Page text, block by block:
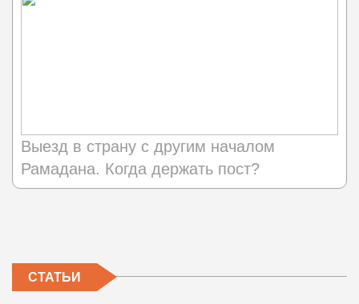
Выезд в страну с другим началом
Рамадана. Когда держать пост?
СТАТЬИ